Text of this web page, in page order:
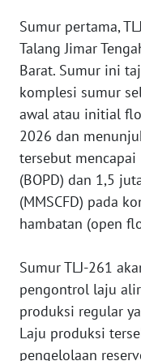
‎Sumur pertama,
Talang Jimar
Barat. Sumur ini
komplesi sumur
awal atau initial
2026 dan
tersebut
(BOPD) dan 1,5
(MMSCFD) pada
hambatan (open
‎Sumur TLJ-261
pengontrol laju
produksi regular
Laju produksi
pengelolaan
PAPUA
BARAT
RIAU
WN
SERAMBI
WN
JAMBI
WN
WN
NTB